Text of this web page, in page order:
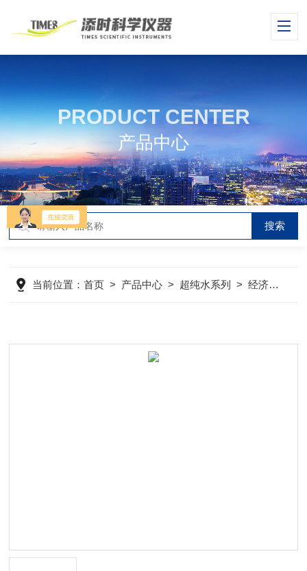
PRODUCT CENTER
产品中心
当前位置：首页 > 产品中心 > 超纯水系列 >经济型超纯水机